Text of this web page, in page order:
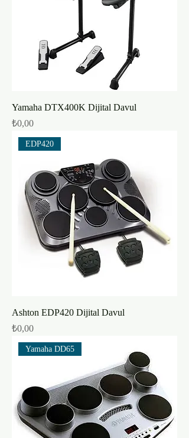
Yamaha DTX400K Dijital Davul
Fiyat
₺0,00
EDP420
Ashton EDP420 Dijital Davul
Fiyat
₺0,00
Yamaha DD65